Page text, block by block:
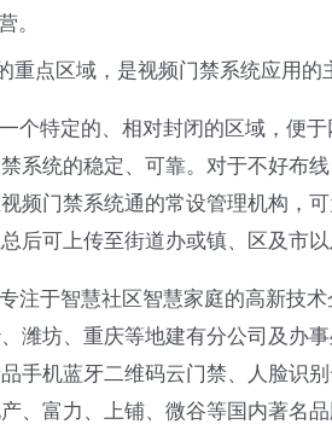
。
点区域，是视频门禁系统应用的
特定的、相对封闭的区域，便于
系统的稳定、可靠。对于不好布
频门禁系统通的常设管理机构，
后可上传至街道办或镇、区及市以
于智慧社区智慧家庭的高新技术
潍坊、重庆等地建有分公司及办
手机蓝牙二维码云门禁、人脸识
、富力、上铺、微谷等国内著名